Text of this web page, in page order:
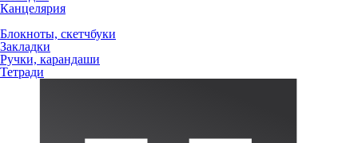
Канцелярия
Блокноты, скетчбуки
Закладки
Ручки, карандаши
Тетради